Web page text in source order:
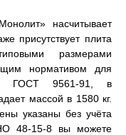
насчитывает
присутствует плита
размерами
нормативом для
ГОСТ 9561-91, в
массой в 1580 кг.
указаны без учёта
48-15-8 вы можете